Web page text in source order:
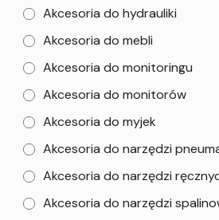
Akcesoria do hydrauliki
Akcesoria do mebli
Akcesoria do monitoringu
Akcesoria do monitorów
Akcesoria do myjek
Akcesoria do narzędzi
Akcesoria do narzędzi
Akcesoria do narzędzi